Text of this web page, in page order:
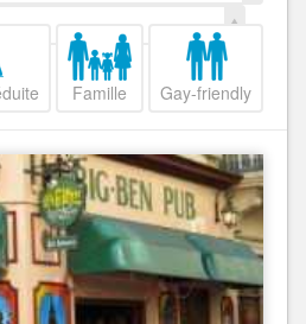
Famille Gay-friendly